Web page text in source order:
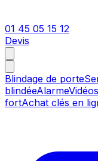
01 45 05 15 12
Devis
Blindage de porte
blindéeAlarme
fortAchat clés en